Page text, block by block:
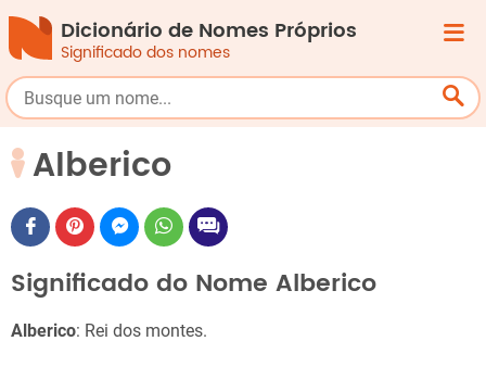
Dicionário de Nomes Próprios
Significado dos nomes
Alberico
Significado do Nome Alberico
Alberico: Rei dos montes.